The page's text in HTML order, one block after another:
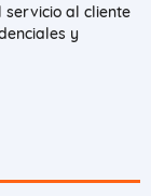
servicio al cliente
y